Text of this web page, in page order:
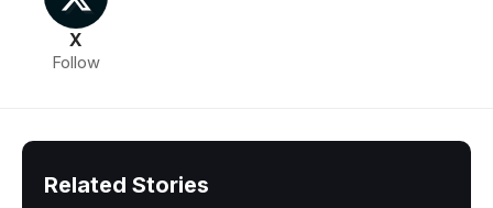
X
Follow
Related Stories